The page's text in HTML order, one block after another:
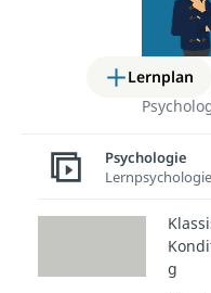
Lernplan
Psychologie
Lernpsychologie
g